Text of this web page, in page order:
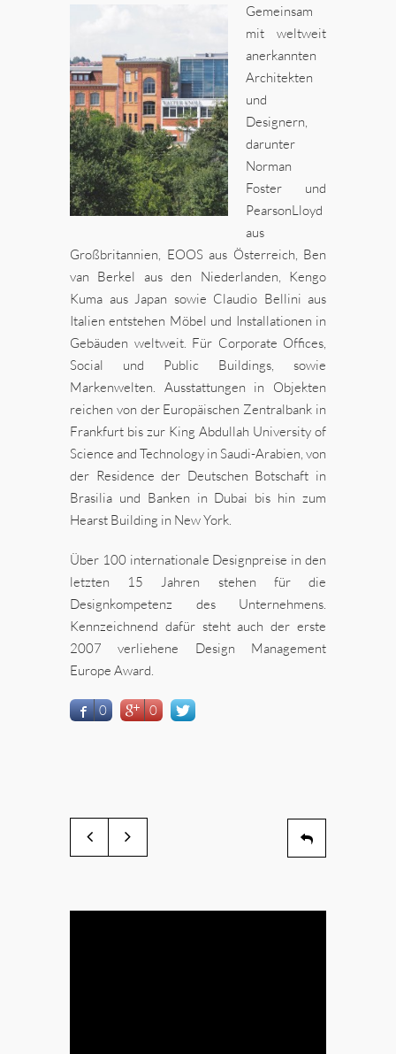
Gemeinsam
mit weltweit
anerkannten
Architekten
und
Designern,
darunter
Norman
Foster und
PearsonLloyd
aus
Großbritannien, EOOS aus Österreich, Ben
van Berkel aus den Niederlanden, Kengo
Kuma aus Japan sowie Claudio Bellini aus
Italien entstehen Möbel und Installationen in
Gebäuden weltweit. Für Corporate Offices,
Social und Public Buildings, sowie
Markenwelten. Ausstattungen in Objekten
reichen von der Europäischen Zentralbank in
Frankfurt bis zur King Abdullah University of
Science and Technology in Saudi-Arabien, von
der Residence der Deutschen Botschaft in
Brasilia und Banken in Dubai bis hin zum
Hearst Building in New York.
Über 100 internationale Designpreise in den
letzten 15 Jahren stehen für die
Designkompetenz des Unternehmens.
Kennzeichnend dafür steht auch der erste
2007 verliehene Design Management
Europe Award.
0 0